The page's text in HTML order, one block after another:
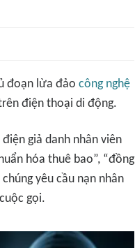
đoạn lừa đảo công nghệ
điện thoại di động.
giả danh nhân viên
hóa thuê bao”, “đồng
yêu cầu nạn nhân
gọi.